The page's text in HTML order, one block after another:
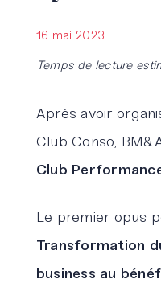
16 mai 2023
Temps de lecture
Après avoir
Club Conso,
Club
Le premier opus
Transformation
business au